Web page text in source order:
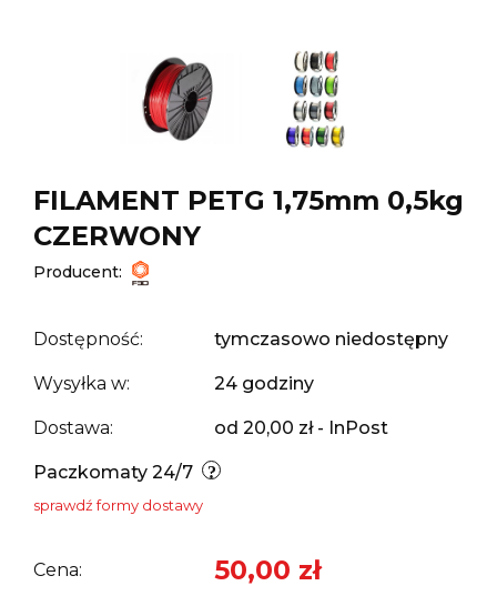
FILAMENT PETG 1,75mm 0,5kg
CZERWONY
Producent:
Dostępność: tymczasowo niedostępny
Wysyłka w: 24 godziny
Dostawa: od 20,00 zł - InPost
Paczkomaty 24/7
sprawdź formy dostawy
Cena: 50,00 zł